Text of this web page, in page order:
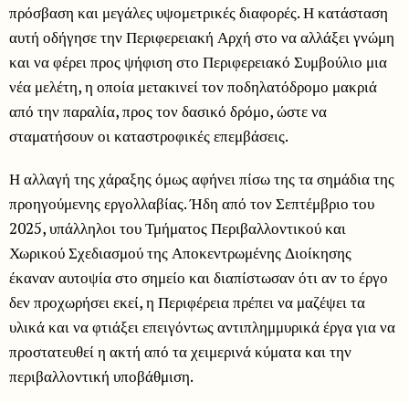
πρόσβαση και μεγάλες υψομετρικές διαφορές. Η κατάσταση
αυτή οδήγησε την Περιφερειακή Αρχή στο να αλλάξει γνώμη
και να φέρει προς ψήφιση στο Περιφερειακό Συμβούλιο μια
νέα μελέτη, η οποία μετακινεί τον ποδηλατόδρομο μακριά
από την παραλία, προς τον δασικό δρόμο, ώστε να
σταματήσουν οι καταστροφικές επεμβάσεις.
Η αλλαγή της χάραξης όμως αφήνει πίσω της τα σημάδια της
προηγούμενης εργολλαβίας. Ήδη από τον Σεπτέμβριο του
2025, υπάλληλοι του Τμήματος Περιβαλλοντικού και
Χωρικού Σχεδιασμού της Αποκεντρωμένης Διοίκησης
έκαναν αυτοψία στο σημείο και διαπίστωσαν ότι αν το έργο
δεν προχωρήσει εκεί, η Περιφέρεια πρέπει να μαζέψει τα
υλικά και να φτιάξει επειγόντως αντιπλημμυρικά έργα για να
προστατευθεί η ακτή από τα χειμερινά κύματα και την
περιβαλλοντική υποβάθμιση.